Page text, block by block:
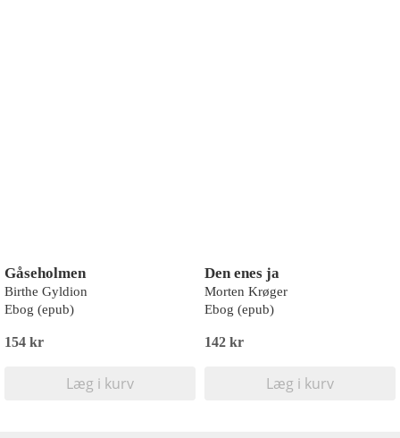
Gåseholmen
Birthe Gyldion
Ebog (epub)
154 kr
Læg i kurv
Den enes ja
Morten Krøger
Ebog (epub)
142 kr
Læg i kurv